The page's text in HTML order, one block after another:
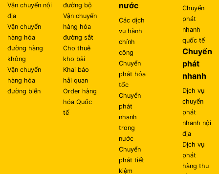
Vận chuyển nội
địa
Vận chuyển
hàng hóa
đường hàng
không
Vận chuyển
hàng hóa
đường biển
đường bộ
Vận chuyển
hàng hóa
đường sắt
Cho thuê
kho bãi
Khai báo
hải quan
Order hàng
hóa Quốc
tế
nước
Các dịch
vụ hành
chính
công
Chuyển
phát hỏa
tốc
Chuyển
phát
nhanh
trong
nước
Chuyển
phát tiết
kiệm
Chuyển
phát
nhanh
quốc tế
Chuyển
phát
nhanh
Dịch vụ
chuyển
phát
nhanh nội
địa
Dịch vụ
phát
hàng thu